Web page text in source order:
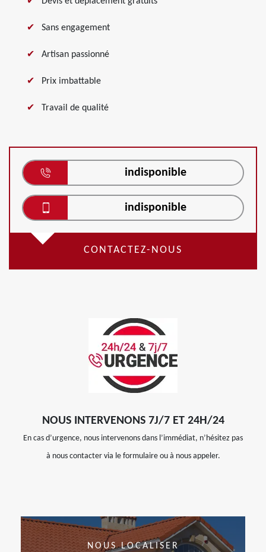
Sans engagement
Artisan passionné
Prix imbattable
Travail de qualité
indisponible
indisponible
CONTACTEZ-NOUS
NOUS INTERVENONS 7J/7 ET 24H/24
En cas d’urgence, nous intervenons dans l’immédiat, n’hésitez pas
à nous contacter via le formulaire ou à nous appeler.
NOUS LOCALISER